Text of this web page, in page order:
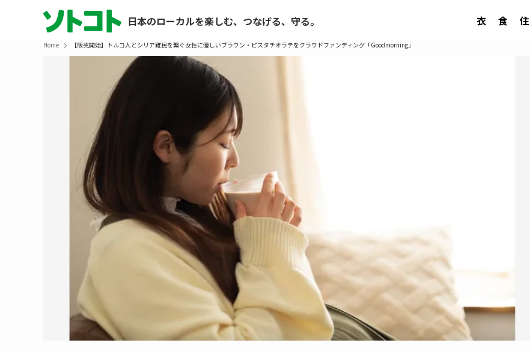
日本のローカルを楽しむ、つなげる、守る。 衣 食 住
Home 【販売開始】トルコ人とシリア難民を繋ぐ女性に優しいブラウン・ピスタチオラテをクラウドファンディング「Goodmorning」